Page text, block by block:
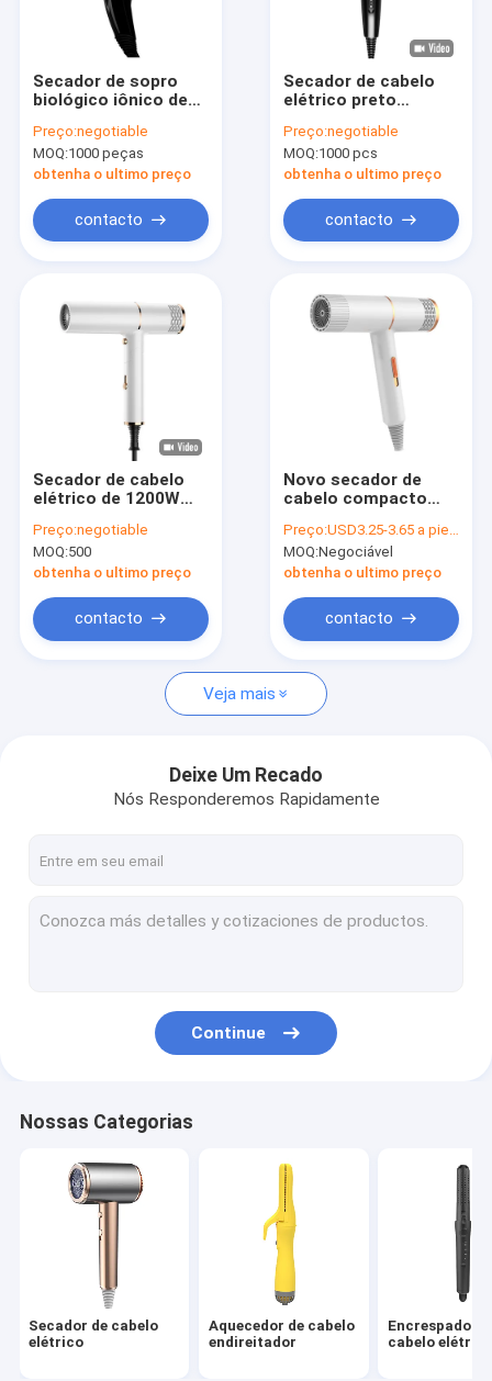
Produtos
Visita à fábrica
Controle de qualidade
Notícias
Casos
Solicite um orçamento
Aquecedor de cabelo endireitador
Encrespador de cabelo elétrico
Secador de cabelo de alta velocidade
Estilizador de cabelo multifuncional
Secador de sopro
biológico iônico de
luz azul com 3
velocidades de
temperatura
Preço:negotiable
MOQ:1000 peças
obtenha o ultimo preço
contacto
Secador de cabelo
elétrico preto
eficiência
Preço:negotiable
MOQ:1000 pcs
obtenha o ultimo preço
contacto
Secador de cabelo
elétrico de 1200W
em viagem
Preço:negotiable
MOQ:500
obtenha o ultimo preço
contacto
Novo secador de
cabelo compacto
quente Economiza
energia
Preço:USD3.25-3.65 a piece
MOQ:Negociável
obtenha o ultimo preço
contacto
Veja mais
Deixe Um Recado
Nós Responderemos Rapidamente
Continue
Nossas Categorias
Secador de cabelo
elétrico
Aquecedor de cabelo
endireitador
Encrespador
cabelo